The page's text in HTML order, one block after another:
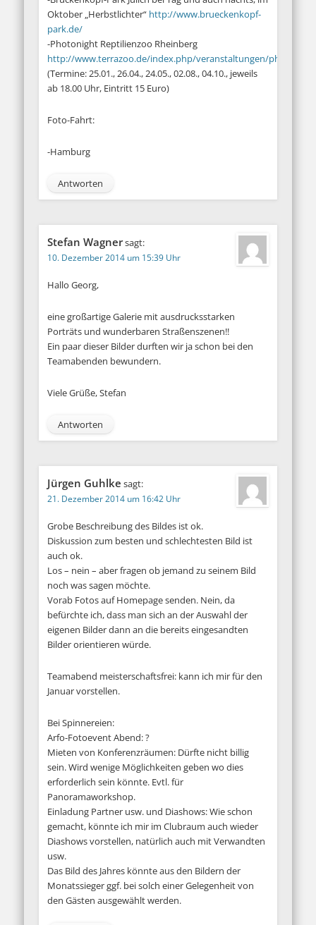
Oktober „Herbstlichter“ http://www.brueckenkopf-
park.de/
-Photonight Reptilienzoo Rheinberg
http://www.terrazoo.de/index.php/veranstaltungen/photonight
(Termine: 25.01., 26.04., 24.05., 02.08., 04.10., jeweils
ab 18.00 Uhr, Eintritt 15 Euro)
Foto-Fahrt:
-Hamburg
Antworten
Stefan Wagnersagt:
10. Dezember 2014 um 15:39 Uhr
Hallo Georg,
eine großartige Galerie mit ausdrucksstarken
Porträts und wunderbaren Straßenszenen!!
Ein paar dieser Bilder durften wir ja schon bei den
Teamabenden bewundern.
Viele Grüße, Stefan
Antworten
Jürgen Guhlke sagt:
21. Dezember 2014 um 16:42 Uhr
Grobe Beschreibung des Bildes ist ok.
Diskussion zum besten und schlechtesten Bild ist
auch ok.
Los – nein – aber fragen ob jemand zu seinem Bild
noch was sagen möchte.
Vorab Fotos auf Homepage senden. Nein, da
befürchte ich, dass man sich an der Auswahl der
eigenen Bilder dann an die bereits eingesandten
Bilder orientieren würde.
Teamabend meisterschaftsfrei: kann ich mir für den
Januar vorstellen.
Bei Spinnereien:
Arfo-Fotoevent Abend: ?
Mieten von Konferenzräumen: Dürfte nicht billig
sein. Wird wenige Möglichkeiten geben wo dies
erforderlich sein könnte. Evtl. für
Panoramaworkshop.
Einladung Partner usw. und Diashows: Wie schon
gemacht, könnte ich mir im Clubraum auch wieder
Diashows vorstellen, natürlich auch mit Verwandten
usw.
Das Bild des Jahres könnte aus den Bildern der
Monatssieger ggf. bei solch einer Gelegenheit von
den Gästen ausgewählt werden.